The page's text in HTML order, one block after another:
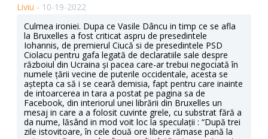
Liviu - 10-19-2022
Culmea ironiei. Dupa ce Vasile Dâncu in timp ce se afla
la Bruxelles a fost criticat aspru de presedintele
Iohannis, de premierul Ciucă si de presedintele PSD
Ciolacu pentru gafa legată de declaratiile sale despre
războiul din Ucraina și pacea care-ar trebui negociată în
numele țării vecine de puterile occidentale, acesta se
aștepta ca să i se ceară demisia, fapt pentru care inainte
de intoarcerea in tara a postat pe pagina sa de
Facebook, din interiorul unei librării din Bruxelles un
mesaj in care a a folosit cuvinte grele, cu substrat fără a
da nume, lăsând in mod voit loc la speculații : “După trei
zile istovitoare, în cele două ore libere rămase pană la